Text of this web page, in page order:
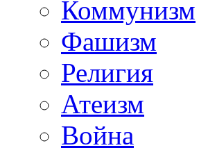
Коммунизм
Фашизм
Религия
Атеизм
Война